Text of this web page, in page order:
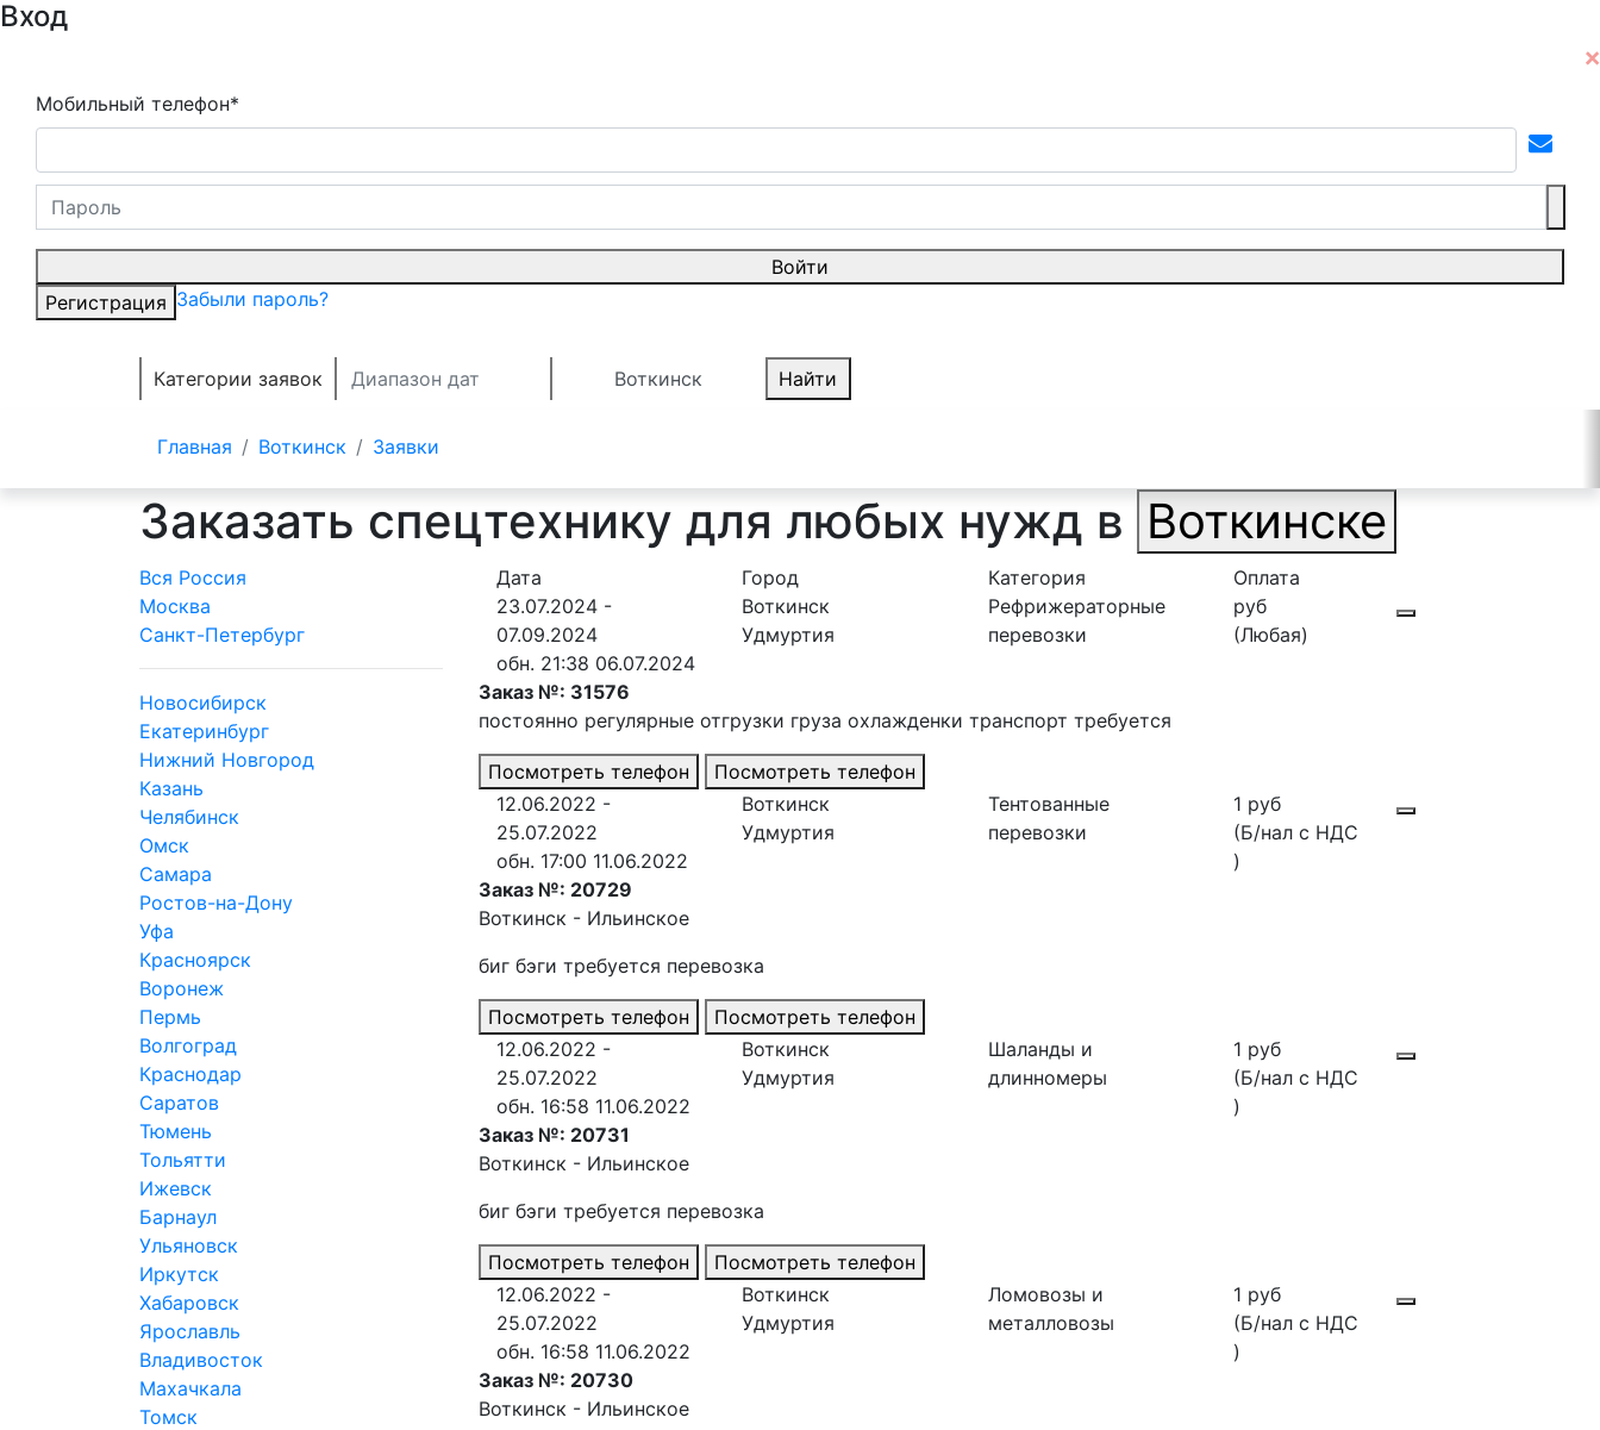
Вход
Мобильный телефон*
Войти
Регистрация Забыли пароль?
Категории заявок Воткинск Найти
Главная Воткинск Заявки
Заказать спецтехнику для любых нужд в Воткинске
Вся Россия
Москва
Санкт-Петербург
Новосибирск
Екатеринбург
Нижний Новгород
Казань
Челябинск
Омск
Самара
Ростов-на-Дону
Уфа
Красноярск
Воронеж
Пермь
Волгоград
Краснодар
Саратов
Тюмень
Тольятти
Ижевск
Барнаул
Ульяновск
Иркутск
Хабаровск
Ярославль
Владивосток
Махачкала
Томск
Дата Город Категория
Оплата
23.07.2024 -
07.09.2024
обн. 21:38 06.07.2024
Воткинск
Удмуртия
Рефрижераторные
перевозки
руб
(Любая)
Заказ №: 31576
постоянно регулярные отгрузки груза охлажденки транспорт требуется
Посмотреть телефон
Посмотреть телефон
12.06.2022 -
25.07.2022
обн. 17:00 11.06.2022
Воткинск
Удмуртия
Тентованные
перевозки
1 руб
(Б/нал с НДС
)
Заказ №: 20729
Воткинск - Ильинское
биг бэги требуется перевозка
Посмотреть телефон
Посмотреть телефон
12.06.2022 -
25.07.2022
обн. 16:58 11.06.2022
Воткинск
Удмуртия
Шаланды и
длинномеры
1 руб
(Б/нал с НДС
)
Заказ №: 20731
Воткинск - Ильинское
биг бэги требуется перевозка
Посмотреть телефон
Посмотреть телефон
12.06.2022 -
25.07.2022
обн. 16:58 11.06.2022
Воткинск
Удмуртия
Ломовозы и
металловозы
1 руб
(Б/нал с НДС
)
Заказ №: 20730
Воткинск - Ильинское